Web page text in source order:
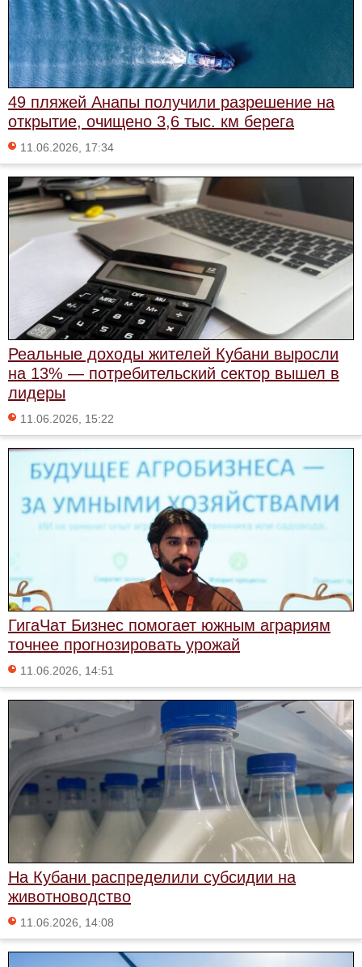
49 пляжей Анапы получили разрешение на
открытие, очищено 3,6 тыс. км берега
11.06.2026, 17:34
Реальные доходы жителей Кубани выросли
на 13% — потребительский сектор вышел в
лидеры
11.06.2026, 15:22
ГигаЧат Бизнес помогает южным аграриям
точнее прогнозировать урожай
11.06.2026, 14:51
На Кубани распределили субсидии на
животноводство
11.06.2026, 14:08